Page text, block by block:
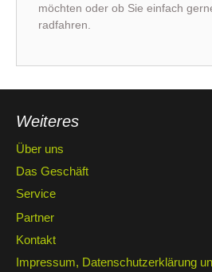
möchten oder ob Sie einfach
radfahren.
Weiteres
Über uns
Das Geschäft
Service
Partner
Kontakt
Impressum, Datenschutzerklärung